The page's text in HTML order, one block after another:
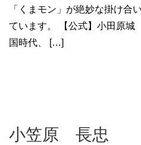
「くまモン」が絶妙な掛け合
ています。 【公式】小田原
国時代、 […]
小笠原 長忠